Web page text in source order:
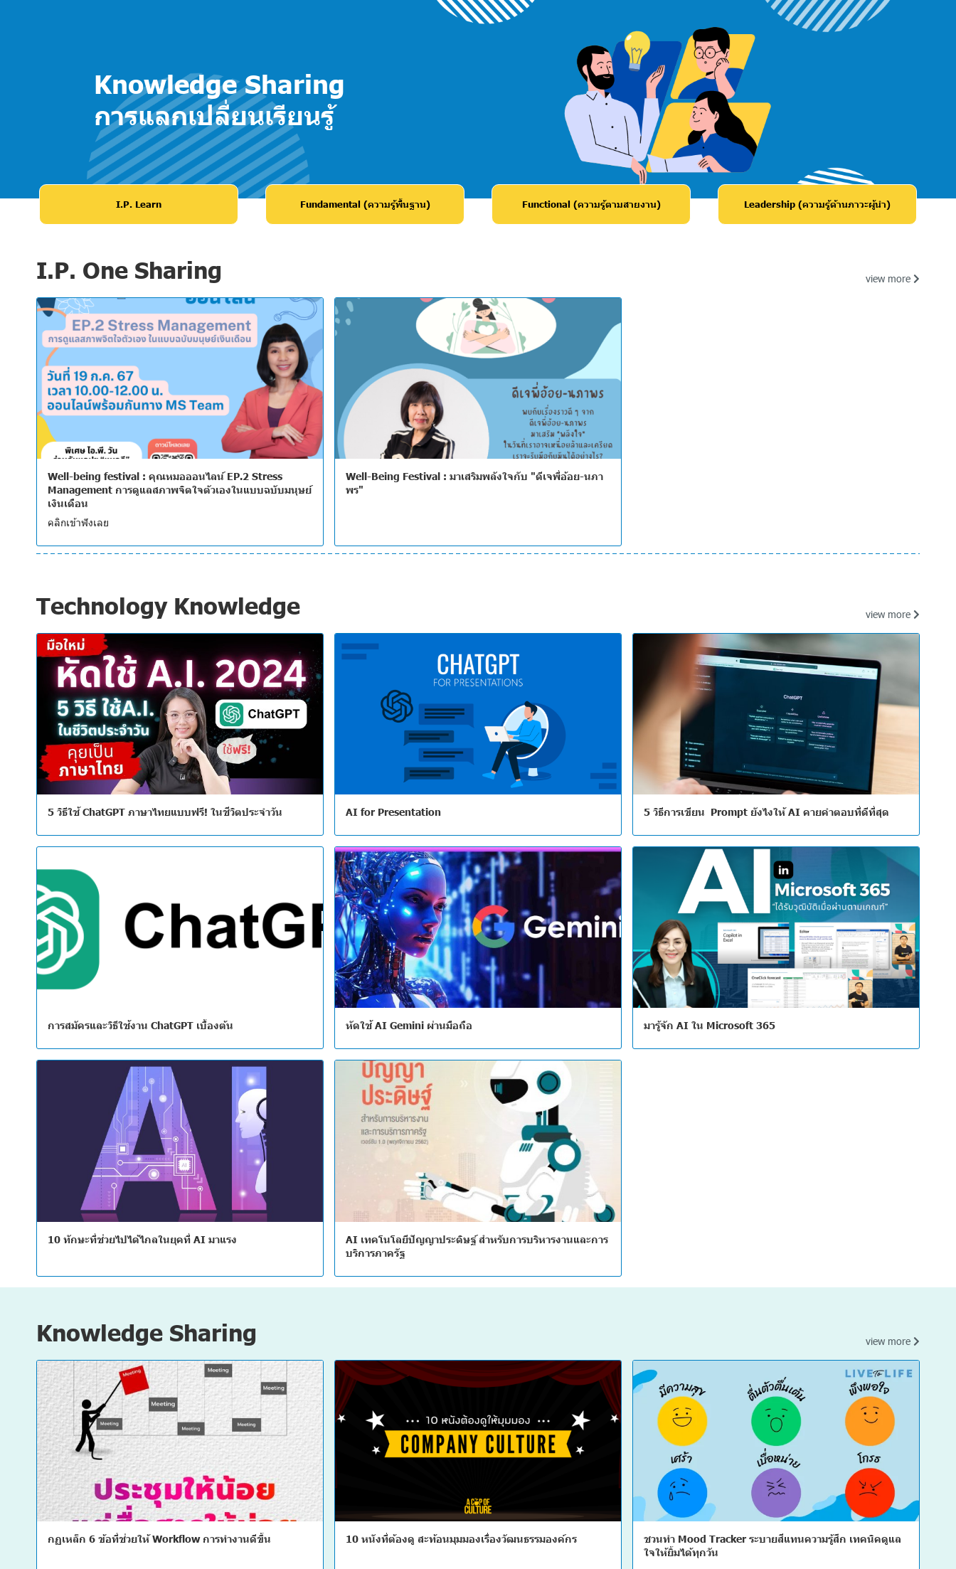
Knowledge Sharing
การแลกเปลี่ยนเรียนรู้
I.P. Learn Fundamental (ความรู้พื้นฐาน) Functional (ความรู้ตามสายงาน) Leadership (ความรู้ด้านภาวะผู้นำ)
I.P. One Sharing view more
Well-being festival : คุณหมอออนไลน์ EP.2 Stress
Management การดูแลสภาพจิตใจตัวเองในแบบฉบับมนุษย์
เงินเดือน
คลิกเข้าฟังเลย
Well-Being Festival : มาเสริมพลังใจกับ "ดีเจพี่อ้อย-นภา
พร"
Technology Knowledge view more
5 วิธีใช้ ChatGPT ภาษาไทยแบบฟรี! ในชีวิตประจำวัน AI for Presentation 5 วิธีการเขียน Prompt ยังไงให้ AI คายคำตอบที่ดีที่สุด
การสมัครและวิธีใช้งาน ChatGPT เบื้องต้น หัดใช้ AI Gemini ผ่านมือถือ มารู้จัก AI ใน Microsoft 365
10 ทักษะที่ช่วยไปได้ไกลในยุคที่ AI มาแรง
AI เทคโนโลยีปัญญาประดิษฐ์ สำหรับการบริหารงานและการ
บริการภาครัฐ
Knowledge Sharing view more
กฏเหล็ก 6 ข้อที่ช่วยให้ Workflow การทำงานดีขึ้น 10 หนังที่ต้องดู สะท้อนมุมมองเรื่องวัฒนธรรมองค์กร
ชวนทำ Mood Tracker ระบายสีแทนความรู้สึก เทคนิคดูแล
ใจให้ยิ้มได้ทุกวัน